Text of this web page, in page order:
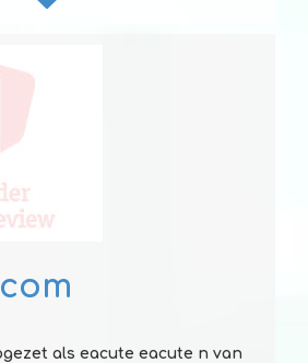
als eacute eacute n van